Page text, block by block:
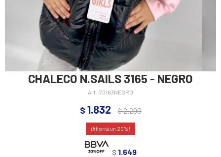
CHALECO N.SAILS 3165 - NEGRO
70163NEGRO
$ 1.832 $2.290
20
$ 1.649